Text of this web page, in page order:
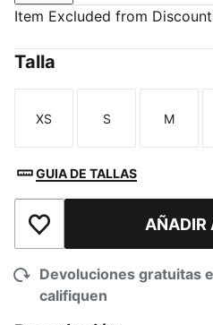
Item Excluded from
Talla
Talla
XS
Talla
S
Talla
M
GUIA DE TALLAS
Añadir a la lista deAÑADIR
Devoluciones gratuitas
califiquen